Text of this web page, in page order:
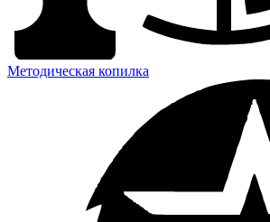
Методическая копилка